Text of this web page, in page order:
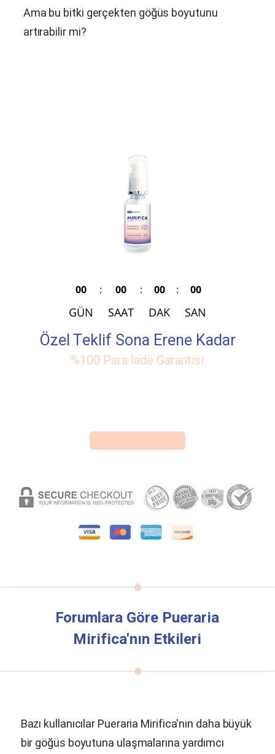
Ama bu bitki gerçekten göğüs boyutunu
artırabilir mi?
00
GÜN
: 00
SAAT
: 00
DAK
: 00
SAN
Özel Teklif Sona Erene Kadar
%100 Para İade Garantisi
Forumlara Göre Pueraria
Mirifica'nın Etkileri
Bazı kullanıcılar Pueraria Mirifica'nın daha büyük
bir göğüs boyutuna ulaşmalarına yardımcı